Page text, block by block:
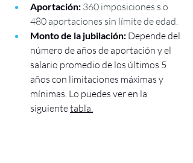
Aportación: 360 imposiciones s o
480 aportaciones sin límite de edad.
Monto de la jubilación: Depende del
número de años de aportación y el
salario promedio de los últimos 5
años con limitaciones máximas y
mínimas. Lo puedes ver en la
siguiente tabla.